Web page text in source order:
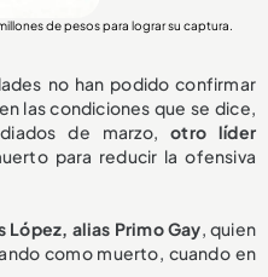
de pesos para lograr su captura.
no han podido confirmar
las condiciones que se dice,
de marzo,otro líder
para reducir la ofensiva
López, alias Primo Gay, quien
como muerto, cuando en